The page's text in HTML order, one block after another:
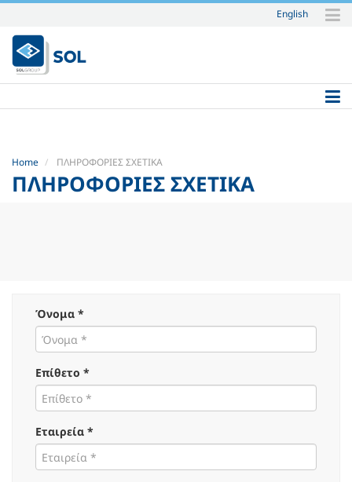
Skip
to
content.
|
to
English
Home ΠΛΗΡΟΦΟΡΙΕΣ ΣΧΕΤΙΚΑ
ΠΛΗΡΟΦΟΡΙΕΣ ΣΧΕΤΙΚΑ
Όνομα *
Επίθετο *
Εταιρεία *